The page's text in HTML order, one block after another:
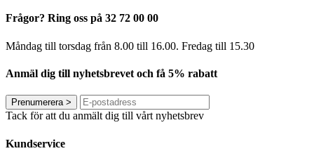
Frågor? Ring oss på 32 72 00 00
Måndag till torsdag från 8.00 till 16.00. Fredag ​​till 15.30
Anmäl dig till nyhetsbrevet och få 5% rabatt
Prenumerera>
Tack för att du anmält dig till vårt nyhetsbrev
Kundservice